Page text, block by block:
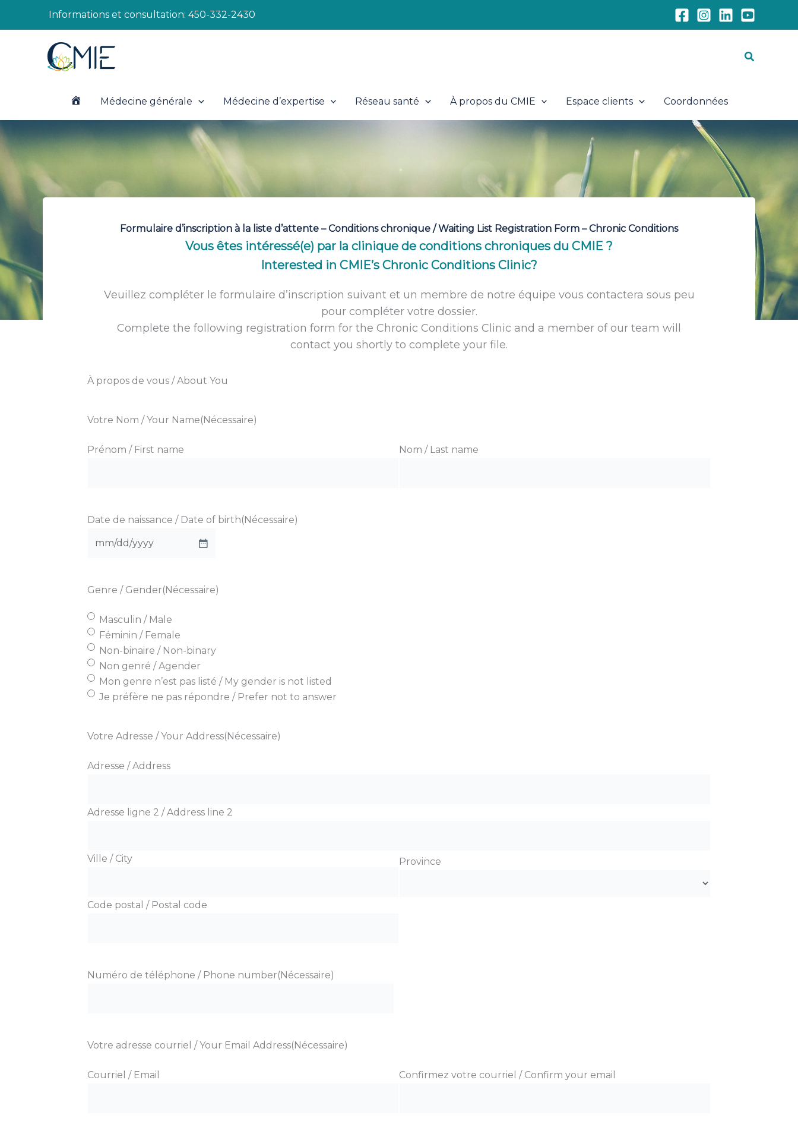
Informations et consultation: 450-332-2430
A
Médecine générale Médecine d’expertise Réseau santé À propos du CMIE Espace clients Coordonnées
Formulaire d’inscription à la liste d’attente – Conditions chronique / Waiting List Registration Form – Chronic Conditions
Vous êtes intéressé(e) par la clinique de conditions chroniques du CMIE ?
Interested in CMIE’s Chronic Conditions Clinic?
Veuillez compléter le formulaire d’inscription suivant et un membre de notre équipe vous contactera sous peu
pour compléter votre dossier.
Complete the following registration form for the Chronic Conditions Clinic and a member of our team will
contact you shortly to complete your file.
À propos de vous / About You
Votre Nom / Your Name(Nécessaire)
Prénom / First name Nom / Last name
Date de naissance / Date of birth(Nécessaire)
MM
slash
YYYY
Genre / Gender(Nécessaire)
Masculin / Male
Féminin / Female
Non-binaire / Non-binary
Non genré / Agender
Mon genre n’est pas listé / My gender is not listed
Je préfère ne pas répondre / Prefer not to answer
Votre Adresse / Your Address(Nécessaire)
Adresse / Address
Adresse ligne 2 / Address line 2
Ville / City Province
Code postal / Postal code
Numéro de téléphone / Phone number(Nécessaire)
Votre adresse courriel / Your Email Address(Nécessaire)
Courriel / Email Confirmez votre courriel / Confirm your email